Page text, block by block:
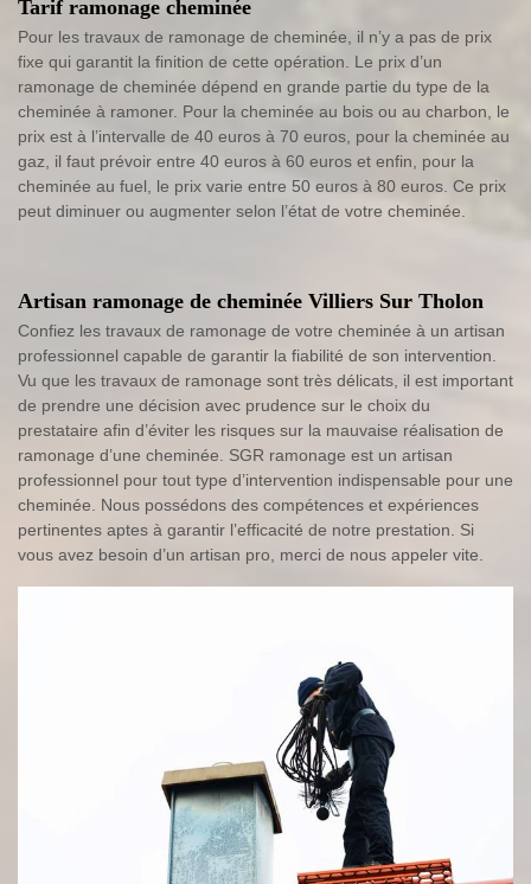
Tarif ramonage cheminée
Pour les travaux de ramonage de cheminée, il n’y a pas de prix
fixe qui garantit la finition de cette opération. Le prix d’un
ramonage de cheminée dépend en grande partie du type de la
cheminée à ramoner. Pour la cheminée au bois ou au charbon, le
prix est à l’intervalle de 40 euros à 70 euros, pour la cheminée au
gaz, il faut prévoir entre 40 euros à 60 euros et enfin, pour la
cheminée au fuel, le prix varie entre 50 euros à 80 euros. Ce prix
peut diminuer ou augmenter selon l’état de votre cheminée.
Artisan ramonage de cheminée Villiers Sur Tholon
Confiez les travaux de ramonage de votre cheminée à un artisan
professionnel capable de garantir la fiabilité de son intervention.
Vu que les travaux de ramonage sont très délicats, il est important
de prendre une décision avec prudence sur le choix du
prestataire afin d’éviter les risques sur la mauvaise réalisation de
ramonage d’une cheminée. SGR ramonage est un artisan
professionnel pour tout type d’intervention indispensable pour une
cheminée. Nous possédons des compétences et expériences
pertinentes aptes à garantir l’efficacité de notre prestation. Si
vous avez besoin d’un artisan pro, merci de nous appeler vite.